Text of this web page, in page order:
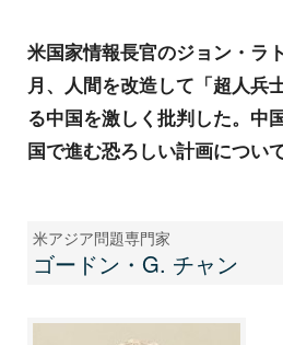
米国家情報長官のジョン・ラ
月、人間を改造して「超人兵
る中国を激しく批判した。中
国で進む恐ろしい計画につい
米アジア問題専門家
ゴードン・G. チャン